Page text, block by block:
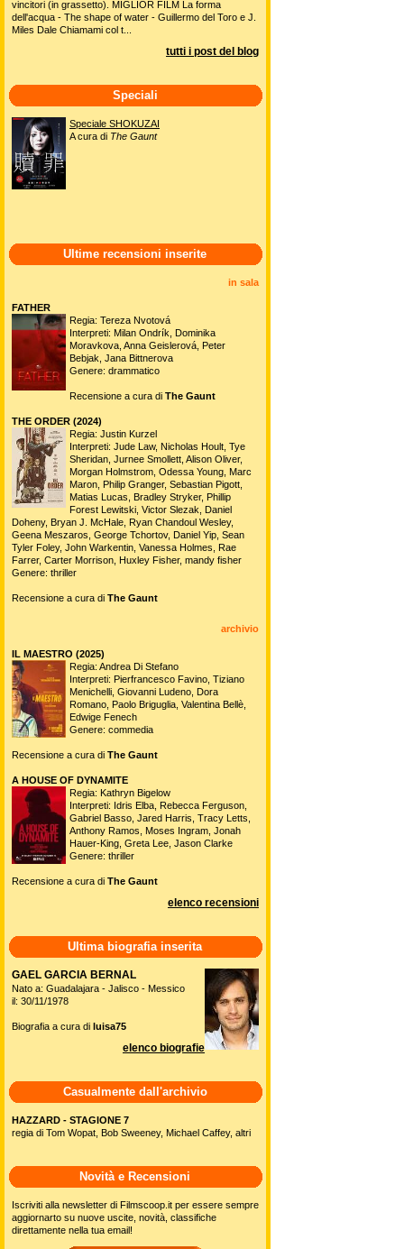
vincitori (in grassetto). MIGLIOR FILM La forma
dell'acqua - The shape of water - Guillermo del Toro e J.
Miles Dale Chiamami col t...
tutti i post del blog
Speciali
Speciale SHOKUZAI
A cura di The Gaunt
Ultime recensioni inserite
in sala
FATHER
Regia: Tereza Nvotová
Interpreti: Milan Ondrík, Dominika
Moravkova, Anna Geislerová, Peter
Bebjak, Jana Bittnerova
Genere: drammatico
Recensione a cura di The Gaunt
THE ORDER (2024)
Regia: Justin Kurzel
Interpreti: Jude Law, Nicholas Hoult, Tye
Sheridan, Jurnee Smollett, Alison Oliver,
Morgan Holmstrom, Odessa Young, Marc
Maron, Philip Granger, Sebastian Pigott,
Matias Lucas, Bradley Stryker, Phillip
Forest Lewitski, Victor Slezak, Daniel
Doheny, Bryan J. McHale, Ryan Chandoul Wesley,
Geena Meszaros, George Tchortov, Daniel Yip, Sean
Tyler Foley, John Warkentin, Vanessa Holmes, Rae
Farrer, Carter Morrison, Huxley Fisher, mandy fisher
Genere: thriller
Recensione a cura di The Gaunt
archivio
IL MAESTRO (2025)
Regia: Andrea Di Stefano
Interpreti: Pierfrancesco Favino, Tiziano
Menichelli, Giovanni Ludeno, Dora
Romano, Paolo Briguglia, Valentina Bellè,
Edwige Fenech
Genere: commedia
Recensione a cura di The Gaunt
A HOUSE OF DYNAMITE
Regia: Kathryn Bigelow
Interpreti: Idris Elba, Rebecca Ferguson,
Gabriel Basso, Jared Harris, Tracy Letts,
Anthony Ramos, Moses Ingram, Jonah
Hauer-King, Greta Lee, Jason Clarke
Genere: thriller
Recensione a cura di The Gaunt
elenco recensioni
Ultima biografia inserita
GAEL GARCIA BERNAL
Nato a: Guadalajara - Jalisco - Messico
il: 30/11/1978
Biografia a cura di luisa75
elenco biografie
Casualmente dall'archivio
HAZZARD - STAGIONE 7
regia di Tom Wopat, Bob Sweeney, Michael Caffey, altri
Novità e Recensioni
Iscriviti alla newsletter di Filmscoop.it per essere sempre
aggiornarto su nuove uscite, novità, classifiche
direttamente nella tua email!